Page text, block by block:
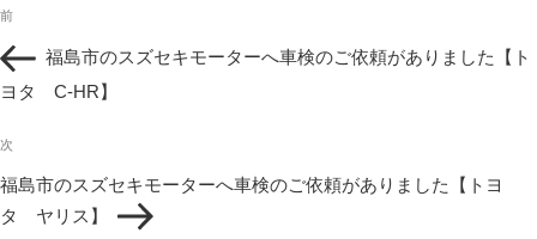
稿
ナ
ビ
ゲ
シ
ョ
ン
過
の
投
前
福島市のスズセキモーターへ車検のご依頼がありました【ト
ヨタ C-HR】
次
投
稿
次
福島市のスズセキモーターへ車検のご依頼がありました【トヨ
タ ヤリス】